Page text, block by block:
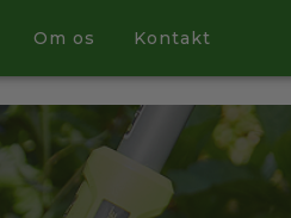
Om os Kontakt